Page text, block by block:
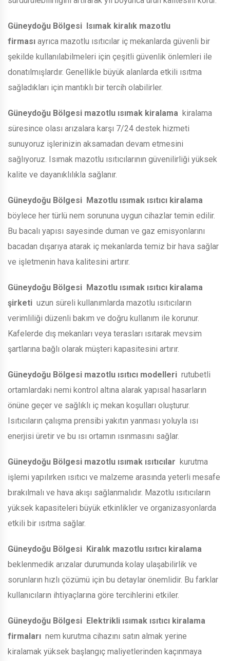
Güneydoğu Bölgesi Isımak kiralık mazotlu
firması ayrıca mazotlu ısıtıcılar iç mekanlarda güvenli bir
şekilde kullanılabilmeleri için çeşitli güvenlik önlemleri ile
donatılmışlardır. Genellikle büyük alanlarda etkili ısıtma
sağladıkları için mantıklı bir tercih olabilirler.
Güneydoğu Bölgesi mazotlu ısımak kiralama kiralama
süresince olası arızalara karşı 7/24 destek hizmeti
sunuyoruz işlerinizin aksamadan devam etmesini
sağlıyoruz. Isımak mazotlu ısıtıcılarının güvenilirliği yüksek
kalite ve dayanıklılıkla sağlanır.
Güneydoğu Bölgesi Mazotlu ısımak ısıtıcı kiralama
böylece her türlü nem sorununa uygun cihazlar temin edilir.
Bu bacalı yapısı sayesinde duman ve gaz emisyonlarını
bacadan dışarıya atarak iç mekanlarda temiz bir hava sağlar
ve işletmenin hava kalitesini artırır.
Güneydoğu Bölgesi Mazotlu ısımak ısıtıcı kiralama
şirketi uzun süreli kullanımlarda mazotlu ısıtıcıların
verimliliği düzenli bakım ve doğru kullanım ile korunur.
Kafelerde dış mekanları veya terasları ısıtarak mevsim
şartlarına bağlı olarak müşteri kapasitesini artırır.
Güneydoğu Bölgesi mazotlu ısıtıcı modelleri rutubetli
ortamlardaki nemi kontrol altına alarak yapısal hasarların
önüne geçer ve sağlıklı iç mekan koşulları oluşturur.
Isıtıcıların çalışma prensibi yakıtın yanması yoluyla ısı
enerjisi üretir ve bu ısı ortamın ısınmasını sağlar.
Güneydoğu Bölgesi mazotlu ısımak ısıtıcılar kurutma
işlemi yapılırken ısıtıcı ve malzeme arasında yeterli mesafe
bırakılmalı ve hava akışı sağlanmalıdır. Mazotlu ısıtıcıların
yüksek kapasiteleri büyük etkinlikler ve organizasyonlarda
etkili bir ısıtma sağlar.
Güneydoğu Bölgesi Kiralık mazotlu ısıtıcı kiralama
beklenmedik arızalar durumunda kolay ulaşabilirlik ve
sorunların hızlı çözümü için bu detaylar önemlidir. Bu farklar
kullanıcıların ihtiyaçlarına göre tercihlerini etkiler.
Güneydoğu Bölgesi Elektrikli ısımak ısıtıcı kiralama
firmaları nem kurutma cihazını satın almak yerine
kiralamak yüksek başlangıç maliyetlerinden kaçınmaya